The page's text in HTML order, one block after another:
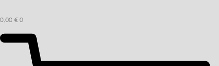
0,00 € 0